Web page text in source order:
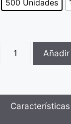
500 Unidades